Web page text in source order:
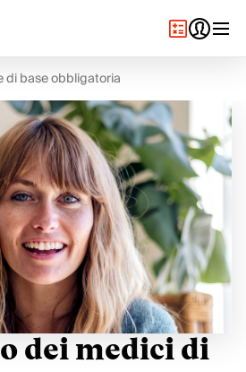
di base obbligatoria
dei medici di